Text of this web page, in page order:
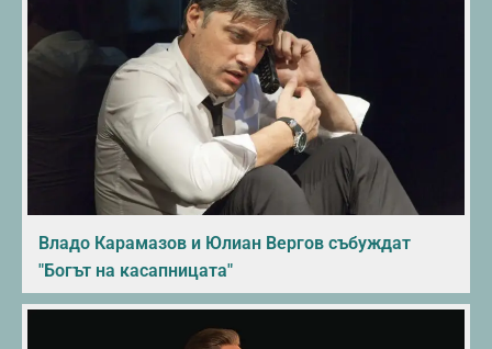
Владо Карамазов и Юлиан Вергов събуждат
"Богът на касапницата"